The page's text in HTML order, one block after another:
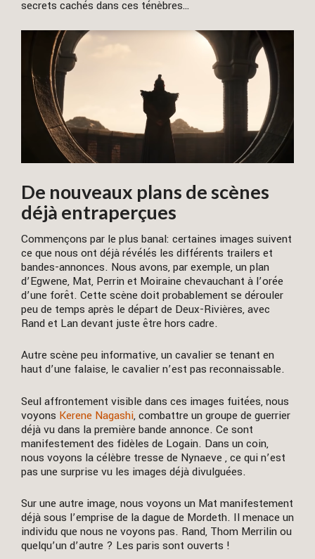
secrets cachés dans ces ténèbres…
De nouveaux plans de scènes
déjà entraperçues
Commençons par le plus banal: certaines images suivent
ce que nous ont déjà révélés les différents trailers et
bandes-annonces. Nous avons, par exemple, un plan
d’Egwene, Mat, Perrin et Moiraine chevauchant à l’orée
d’une forêt. Cette scène doit probablement se dérouler
peu de temps après le départ de Deux-Rivières, avec
Rand et Lan devant juste être hors cadre.
Autre scène peu informative, un cavalier se tenant en
haut d’une falaise, le cavalier n’est pas reconnaissable.
Seul affrontement visible dans ces images fuitées, nous
voyons Kerene Nagashi, combattre un groupe de guerrier
déjà vu dans la première bande annonce. Ce sont
manifestement des fidèles de Logain. Dans un coin,
nous voyons la célèbre tresse de Nynaeve , ce qui n’est
pas une surprise vu les images déjà divulguées.
Sur une autre image, nous voyons un Mat manifestement
déjà sous l’emprise de la dague de Mordeth. Il menace un
individu que nous ne voyons pas. Rand, Thom Merrilin ou
quelqu’un d’autre ? Les paris sont ouverts !